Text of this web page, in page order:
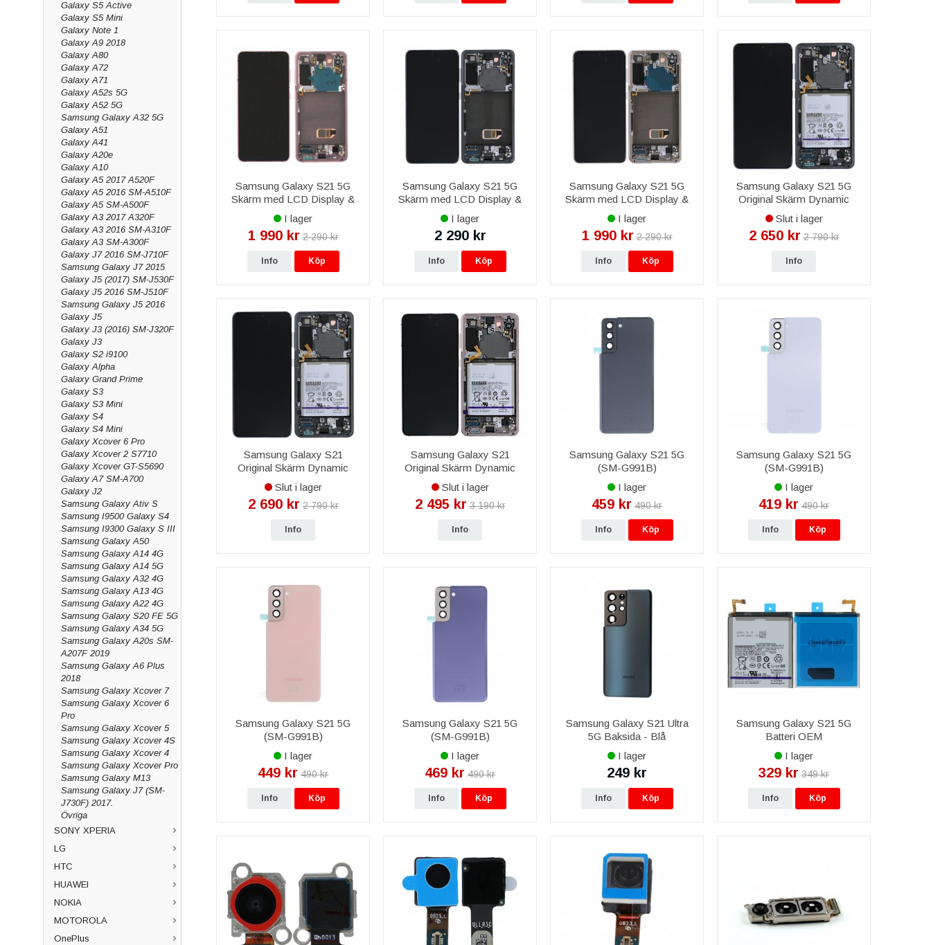
Galaxy S5 Active
Galaxy S5 Mini
Galaxy Note 1
Galaxy A9 2018
Galaxy A80
Galaxy A72
Galaxy A71
Galaxy A52s 5G
Galaxy A52 5G
Samsung Galaxy A32 5G
Galaxy A51
Galaxy A41
Galaxy A20e
Galaxy A10
Galaxy A5 2017 A520F
Galaxy A5 2016 SM-A510F
Galaxy A5 SM-A500F
Galaxy A3 2017 A320F
Galaxy A3 2016 SM-A310F
Galaxy A3 SM-A300F
Galaxy J7 2016 SM-J710F
Samsung Galaxy J7 2015
Galaxy J5 (2017) SM-J530F
Galaxy J5 2016 SM-J510F
Samsung Galaxy J5 2016
Galaxy J5
Galaxy J3 (2016) SM-J320F
Galaxy J3
Galaxy S2 i9100
Galaxy Alpha
Galaxy Grand Prime
Galaxy S3
Galaxy S3 Mini
Galaxy S4
Galaxy S4 Mini
Galaxy Xcover 6 Pro
Galaxy Xcover 2 S7710
Galaxy Xcover GT-S5690
Galaxy A7 SM-A700
Galaxy J2
Samsung Galaxy Ativ S
Samsung I9500 Galaxy S4
Samsung I9300 Galaxy S III
Samsung Galaxy A50
Samsung Galaxy A14 4G
Samsung Galaxy A14 5G
Samsung Galaxy A32 4G
Samsung Galaxy A13 4G
Samsung Galaxy A22 4G
Samsung Galaxy S20 FE 5G
Samsung Galaxy A34 5G
Samsung Galaxy A20s SM-
A207F 2019
Samsung Galaxy A6 Plus
2018
Samsung Galaxy Xcover 7
Samsung Galaxy Xcover 6
Pro
Samsung Galaxy Xcover 5
Samsung Galaxy Xcover 4S
Samsung Galaxy Xcover 4
Samsung Galaxy Xcover Pro
Samsung Galaxy M13
Samsung Galaxy J7 (SM-
J730F) 2017.
Övriga
SONY XPERIA
LG
HTC
HUAWEI
NOKIA
MOTOROLA
OnePlus
Samsung Galaxy S21 5G
Skärm med LCD Display &
Kamera Original - Rosa
I lager
1 990 kr 2 290 kr
Info Köp
Samsung Galaxy S21 5G
Skärm med LCD Display &
Kamera Original - Grå
I lager
2 290 kr
Info Köp
Samsung Galaxy S21 5G
Skärm med LCD Display &
Kamera Original - Violett
I lager
1 990 kr 2 290 kr
Info Köp
Samsung Galaxy S21 5G
Original Skärm Dynamic
Amoled 2X - Vit
Slut i lager
2 650 kr 2 790 kr
Info
Samsung Galaxy S21
Original Skärm Dynamic
Amoled 2X - Grå
Slut i lager
2 690 kr 2 790 kr
Info
Samsung Galaxy S21
Original Skärm Dynamic
Amoled 2X - Rosa
Slut i lager
2 495 kr 3 190 kr
Info
Samsung Galaxy S21 5G
(SM-G991B)
Baksida/Batterilucka Original
- Grå
I lager
459 kr 490 kr
Info Köp
Samsung Galaxy S21 5G
(SM-G991B)
Baksida/Batterilucka Original
- Vit
I lager
419 kr 490 kr
Info Köp
Samsung Galaxy S21 5G
(SM-G991B)
Baksida/Batterilucka Original
- Rosa
I lager
449 kr 490 kr
Info Köp
Samsung Galaxy S21 5G
(SM-G991B)
Baksida/Batterilucka Original
- Violett
I lager
469 kr 490 kr
Info Köp
Samsung Galaxy S21 Ultra
5G Baksida - Blå
I lager
249 kr
Info Köp
Samsung Galaxy S21 5G
Batteri OEM
I lager
329 kr 349 kr
Info Köp